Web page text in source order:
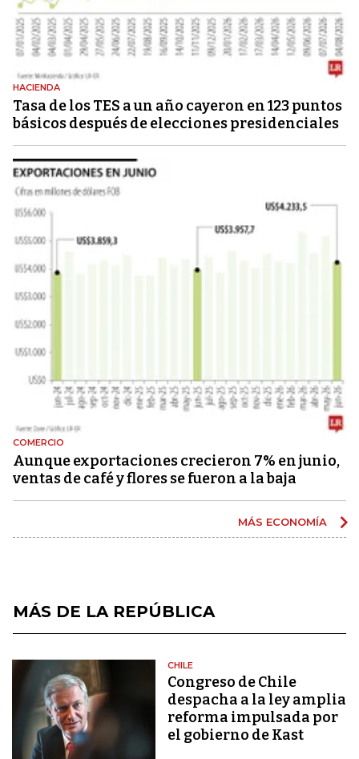
HACIENDA
Tasa de los TES a un año cayeron en 123 puntos
básicos después de elecciones presidenciales
COMERCIO
Aunque exportaciones crecieron 7% en junio,
ventas de café y flores se fueron a la baja
MÁS ECONOMÍA
MÁS DE LA REPÚBLICA
CHILE
Congreso de Chile
despacha a la ley amplia
reforma impulsada por
el gobierno de Kast